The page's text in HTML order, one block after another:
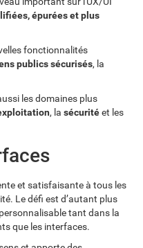
épurées et plus
fonctionnalités
publics sécurisés, la
les domaines plus
, la sécuritéet les
et satisfaisante à tous les
Le défi est d’autant plus
tant dans la
que les interfaces.